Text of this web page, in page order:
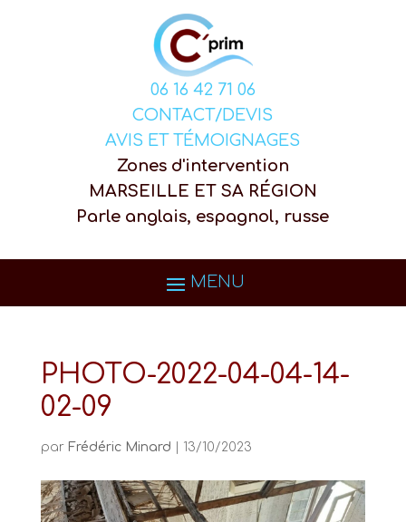
06 16 42 71 06
CONTACT/DEVIS
AVIS ET TÉMOIGNAGES
Zones d'intervention
MARSEILLE ET SA RÉGION
Parle anglais, espagnol, russe
PHOTO-2022-04-04-14-
02-09
par Frédéric Minard 13/10/2023